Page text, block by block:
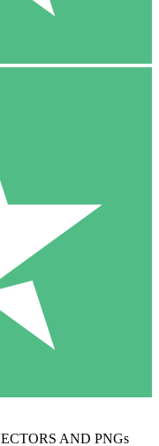
AND PNGs